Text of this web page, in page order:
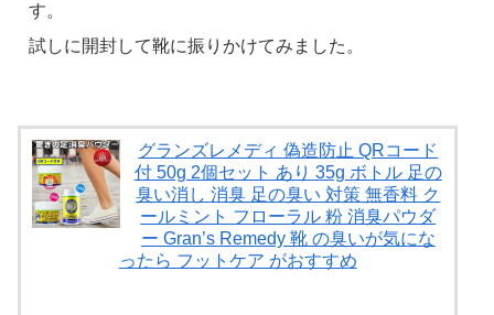
す。
試しに開封して靴に振りかけてみました。
グランズレメディ 偽造防止 QRコード
付 50g 2個セット あり 35g ボトル 足の
臭い消し 消臭 足の臭い 対策 無香料 ク
ールミント フローラル 粉 消臭パウダ
ー Gran’s Remedy 靴 の臭いが気にな
ったら フットケア がおすすめ